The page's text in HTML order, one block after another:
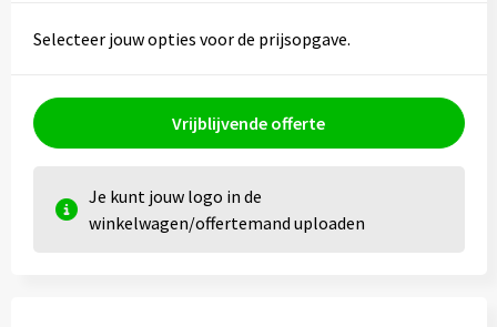
Vesten
Selecteer jouw opties voor de prijsopgave.
Vrijblijvende offerte
Je kunt jouw logo in de
winkelwagen/offertemand uploaden